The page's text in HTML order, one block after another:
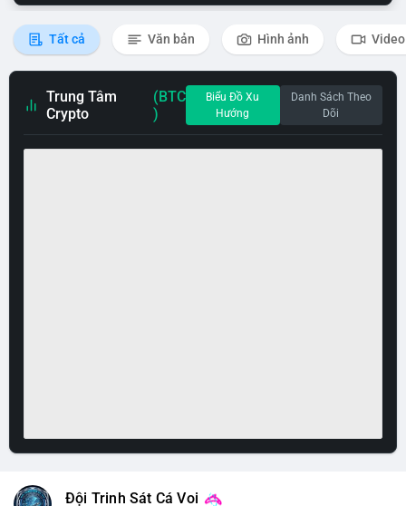
Tất cả Văn bản Hình ảnh Video
Trung Tâm
Crypto
(BTC
)
Biểu Đồ Xu
Hướng
Danh Sách Theo
Dõi
Đội Trinh Sát Cá Voi